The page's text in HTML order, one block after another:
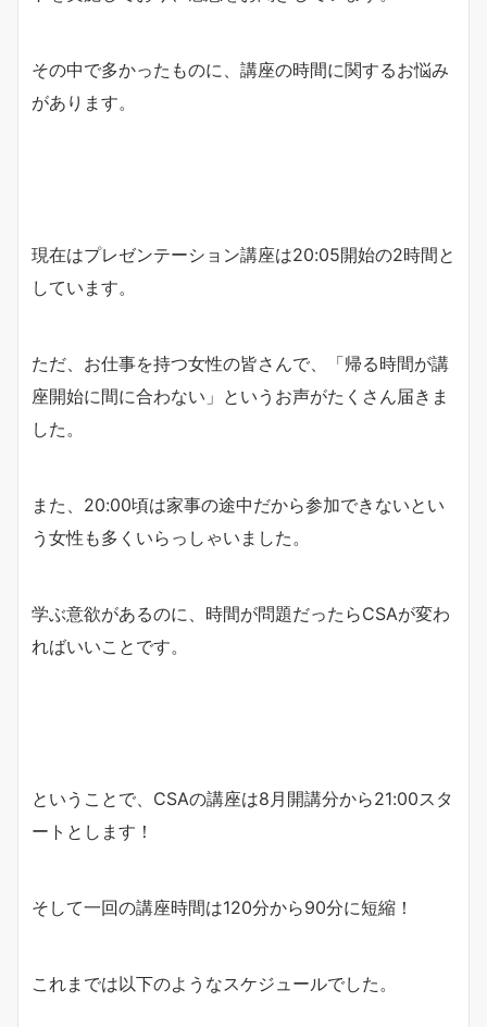
その中で多かったものに、講座の時間に関するお悩み
があります。
現在はプレゼンテーション講座は20:05開始の2時間と
しています。
ただ、お仕事を持つ女性の皆さんで、「帰る時間が講
座開始に間に合わない」というお声がたくさん届きま
した。
また、20:00頃は家事の途中だから参加できないとい
う女性も多くいらっしゃいました。
学ぶ意欲があるのに、時間が問題だったらCSAが変わ
ればいいことです。
ということで、CSAの講座は8月開講分から21:00スタ
ートとします！
そして一回の講座時間は120分から90分に短縮！
これまでは以下のようなスケジュールでした。